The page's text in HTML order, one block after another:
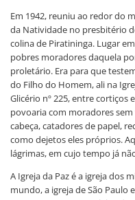
Em 1942, reuniu ao redor do
da Natividade no presbitério
colina de Piratininga. Lugar
pobres moradores daquela
proletário. Era para que
do Filho do Homem, ali na
Glicério nº 225, entre cortiços
povoaria com moradores
cabeça, catadores de papel,
como dejetos eles próprios.
lágrimas, em cujo tempo já
A Igreja da Paz é a igreja dos
mundo, a igreja de São Paulo